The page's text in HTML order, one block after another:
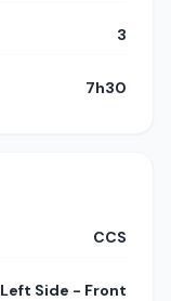
3
7h30
CCS
Left Side - Front